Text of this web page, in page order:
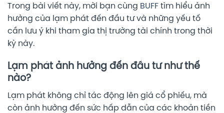
Trong bài viết này, mời bạn cùng BUFF tìm hiểu ảnh
hưởng của lạm phát đến đầu tư và những yếu tố
cần lưu ý khi tham gia thị trường tài chính trong thời
kỳ này.
Lạm phát ảnh hưởng đến đầu tư như thế
nào?
Lạm phát không chỉ tác động lên giá cổ phiếu, mà
còn ảnh hưởng đến sức hấp dẫn của các khoản tiền